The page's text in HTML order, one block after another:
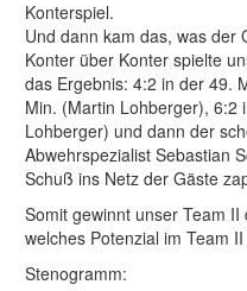
Konterspiel.
Und dann kam das, was der
Konter über Konter spielte
das Ergebnis: 4:2 in der 49.
Min. (Martin Lohberger), 6:2
Lohberger) und dann der
Abwehrspezialist Sebastian
Schuß ins Netz der Gäste
Somit gewinnt unser Team
welches Potenzial im Team
Stenogramm: